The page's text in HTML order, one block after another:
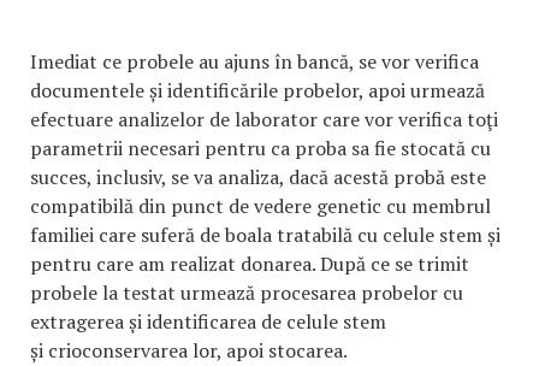
Imediat ce probele au ajuns în bancă, se vor verifica
documentele și identificările probelor, apoi urmează
efectuare analizelor de laborator care vor verifica toţi
parametrii necesari pentru ca proba sa fie stocată cu
succes, inclusiv, se va analiza, dacă acestă probă este
compatibilă din punct de vedere genetic cu membrul
familiei care suferă de boala tratabilă cu celule stem și
pentru care am realizat donarea. După ce se trimit
probele la testat urmează procesarea probelor cu
extragerea și identificarea de celule stem
și crioconservarea lor, apoi stocarea.